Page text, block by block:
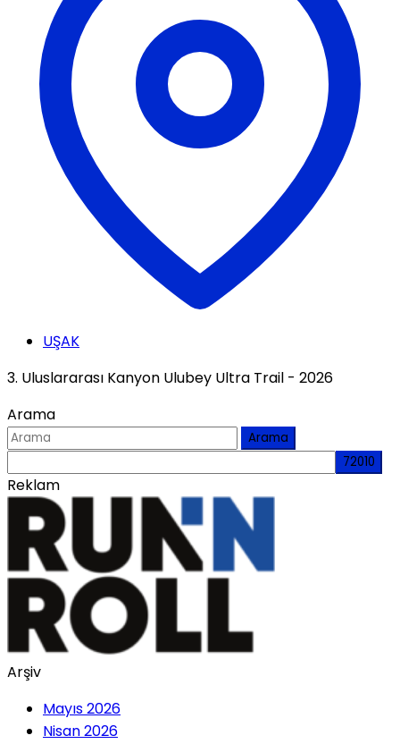
UŞAK
3. Uluslararası Kanyon Ulubey Ultra Trail - 2026
Arama
Arama
Reklam
Arşiv
Mayıs 2026
Nisan 2026